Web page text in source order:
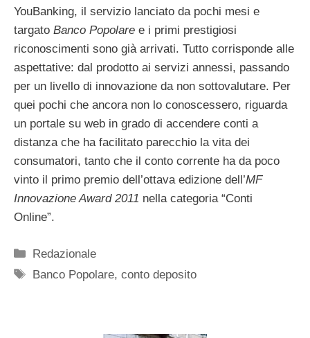
YouBanking, il servizio lanciato da pochi mesi e
targato Banco Popolare e i primi prestigiosi
riconoscimenti sono già arrivati. Tutto corrisponde alle
aspettative: dal prodotto ai servizi annessi, passando
per un livello di innovazione da non sottovalutare. Per
quei pochi che ancora non lo conoscessero, riguarda
un portale su web in grado di accendere conti a
distanza che ha facilitato parecchio la vita dei
consumatori, tanto che il conto corrente ha da poco
vinto il primo premio dell’ottava edizione dell’MF
Innovazione Award 2011 nella categoria “Conti
Online”.
Categorie
Redazionale
Tag
Banco Popolare,conto deposito